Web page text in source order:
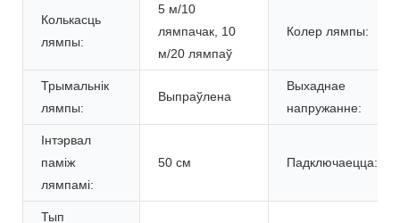
Колькасць
лямпы:
5 м/10
лямпачак, 10
м/20 лямпаў
Колер лямпы:
Трымальнік
лямпы:
Выпраўлена
Выхаднае
напружанне:
Інтэрвал
паміж
лямпамі:
50 см Падключаецца:
Тып